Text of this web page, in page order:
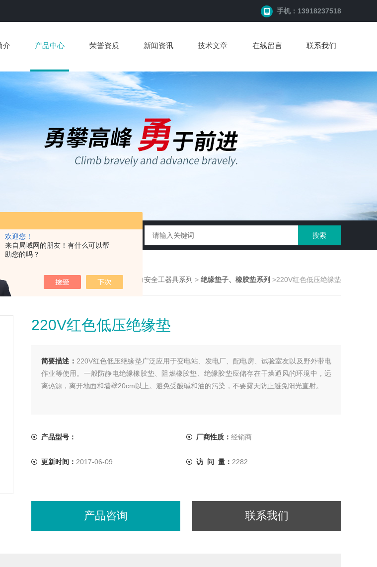
欢迎您！
来自局域网的朋友！有什么可以帮
助您的吗？
手机：13918237518
介 产品中心 荣誉资质 新闻资讯 技术文章 在线留言 联系我们
您现在的位置：>首页 产品展示 电力安全工器具系列 > 绝缘垫子、橡胶垫系列 >220V红色低压绝缘垫
220V红色低压绝缘垫
简要描述： 220V红色低压绝缘垫广泛应用于变电站、发电厂、配电房、试验室友以及野外带电
作业等使用。一般防静电绝缘橡胶垫、阻燃橡胶垫、绝缘胶垫应储存在干燥通风的环境中，远
离热源，离开地面和墙壁20cm以上。避免受酸碱和油的污染，不要露天防止避免阳光直射。
产品型号： 厂商性质： 经销商
更新时间： 2017-06-09 访 问 量： 2282
产品咨询 联系我们